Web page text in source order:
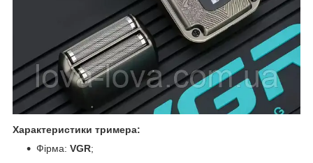
Характеристики тримера:
Фірма: VGR;